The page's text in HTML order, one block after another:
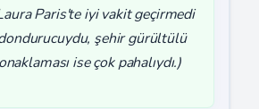
Paris'te iyi vakit geçirmedi
şehir gürültülü
ise çok pahalıydı.)